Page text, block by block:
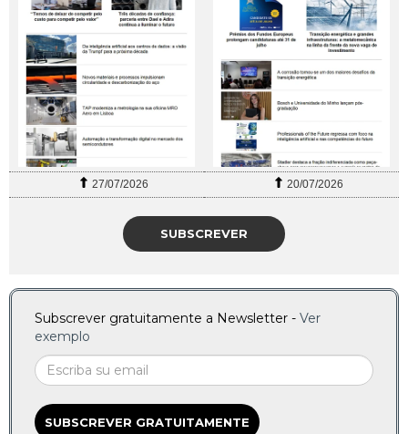
27/07/2026 20/07/2026
SUBSCREVER
Subscrever gratuitamente a Newsletter - Ver
exemplo
SUBSCREVER GRATUITAMENTE